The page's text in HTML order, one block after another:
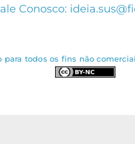
Conosco:
todos os fins não